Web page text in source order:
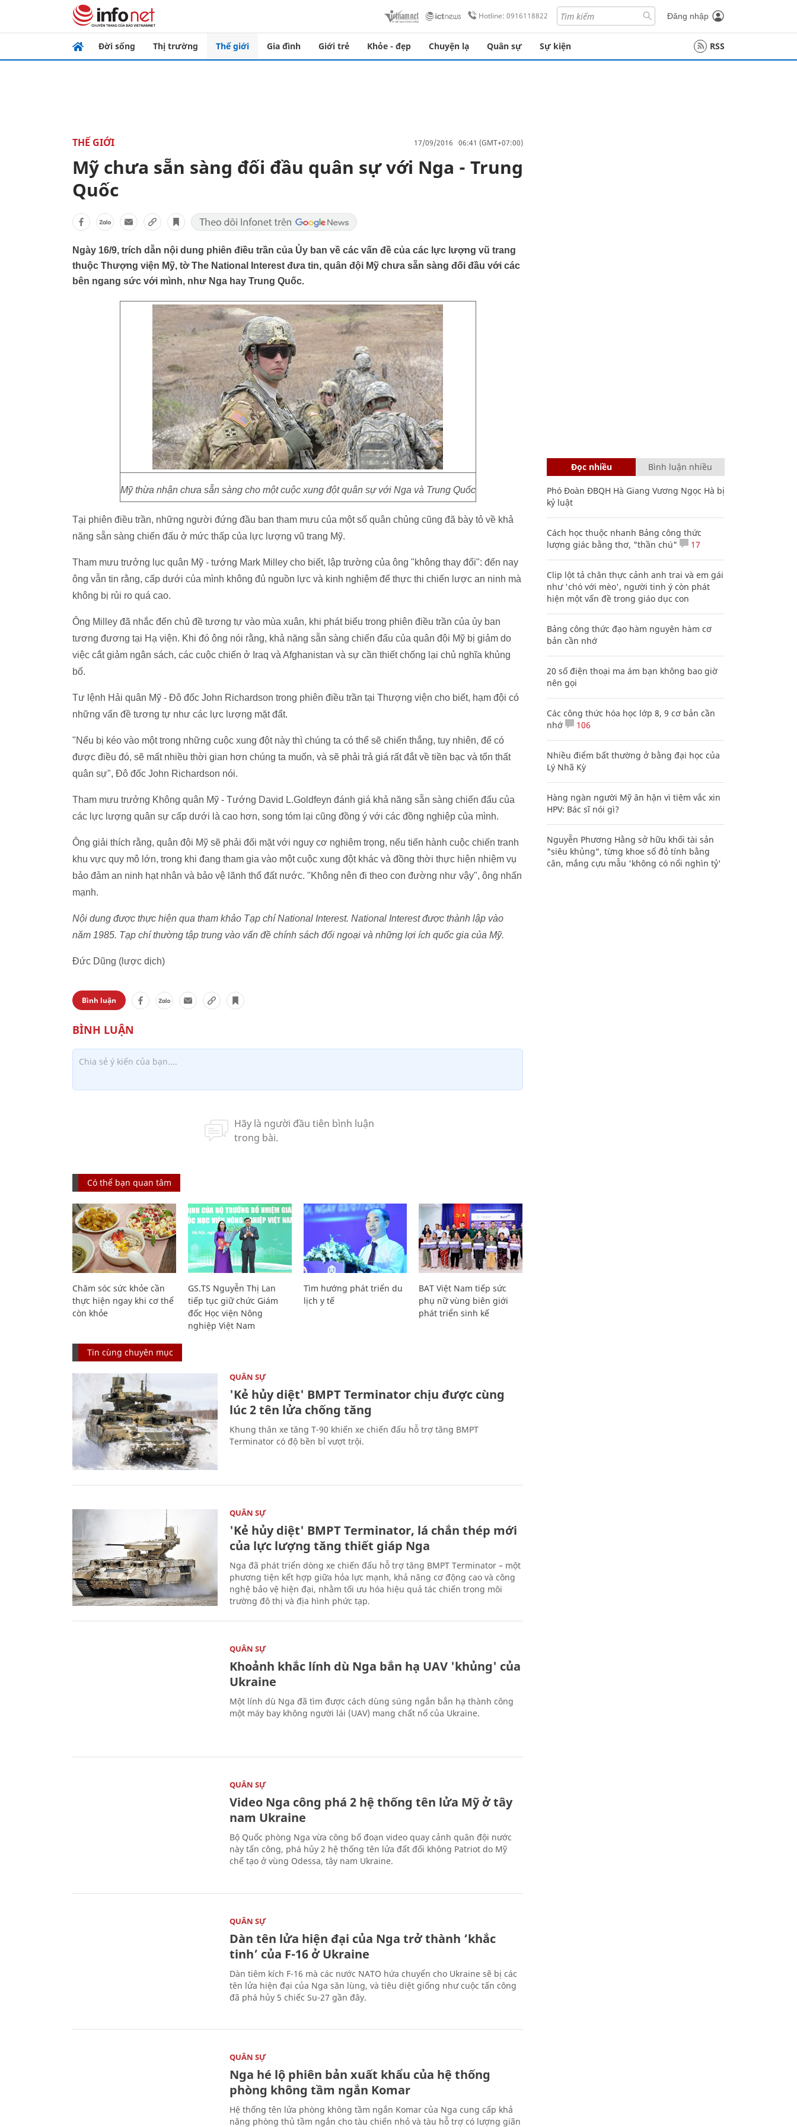
Hotline: 0916118822 Đăng nhập
Đời sống Thị trường Thế giới Gia đình Giới trẻ Khỏe - đẹp Chuyện lạ Quân sự Sự kiện RSS
THẾ GIỚI 17/09/2016 06:41 (GMT+07:00)
Mỹ chưa sẵn sàng đối đầu quân sự với Nga - Trung
Quốc
Ngày 16/9, trích dẫn nội dung phiên điều trần của Ủy ban về các vấn đề của các lực lượng vũ trang
thuộc Thượng viện Mỹ, tờ The National Interest đưa tin, quân đội Mỹ chưa sẵn sàng đối đầu với các
bên ngang sức với mình, như Nga hay Trung Quốc.
Mỹ thừa nhận chưa sẵn sàng cho một cuộc xung đột quân sự với Nga và Trung Quốc
Tại phiên điều trần, những người đứng đầu ban tham mưu của một số quân chủng cũng đã bày tỏ về khả
năng sẵn sàng chiến đấu ở mức thấp của lực lượng vũ trang Mỹ.
Tham mưu trưởng lục quân Mỹ - tướng Mark Milley cho biết, lập trường của ông "không thay đổi": đến nay
ông vẫn tin rằng, cấp dưới của mình không đủ nguồn lực và kinh nghiệm để thực thi chiến lược an ninh mà
không bị rủi ro quá cao.
Ông Milley đã nhắc đến chủ đề tương tự vào mùa xuân, khi phát biểu trong phiên điều trần của ủy ban
tương đương tại Hạ viện. Khi đó ông nói rằng, khả năng sẵn sàng chiến đấu của quân đội Mỹ bị giảm do
việc cắt giảm ngân sách, các cuộc chiến ở Iraq và Afghanistan và sự cần thiết chống lại chủ nghĩa khủng
bố.
Tư lệnh Hải quân Mỹ - Đô đốc John Richardson trong phiên điều trần tại Thượng viện cho biết, hạm đội có
những vấn đề tương tự như các lực lượng mặt đất.
"Nếu bị kéo vào một trong những cuộc xung đột này thì chúng ta có thể sẽ chiến thắng, tuy nhiên, để có
được điều đó, sẽ mất nhiều thời gian hơn chúng ta muốn, và sẽ phải trả giá rất đắt về tiền bạc và tổn thất
quân sự", Đô đốc John Richardson nói.
Tham mưu trưởng Không quân Mỹ - Tướng David L.Goldfeyn đánh giá khả năng sẵn sàng chiến đấu của
các lực lượng quân sự cấp dưới là cao hơn, song tóm lại cũng đồng ý với các đồng nghiệp của mình.
Ông giải thích rằng, quân đội Mỹ sẽ phải đối mặt với nguy cơ nghiêm trọng, nếu tiến hành cuộc chiến tranh
khu vực quy mô lớn, trong khi đang tham gia vào một cuộc xung đột khác và đồng thời thực hiện nhiệm vụ
bảo đảm an ninh hạt nhân và bảo vệ lãnh thổ đất nước. "Không nên đi theo con đường như vậy", ông nhấn
mạnh.
Nội dung được thực hiện qua tham khảo Tạp chí National Interest. National Interest được thành lập vào
năm 1985. Tạp chí thường tập trung vào vấn đề chính sách đối ngoại và những lợi ích quốc gia của Mỹ.
Đức Dũng (lược dịch)
Bình luận
Có thể bạn quan tâm
Chăm sóc sức khỏe cần
thực hiện ngay khi cơ thể
còn khỏe
GS.TS Nguyễn Thị Lan
tiếp tục giữ chức Giám
đốc Học viện Nông
nghiệp Việt Nam
Tìm hướng phát triển du
lịch y tế
BAT Việt Nam tiếp sức
phụ nữ vùng biên giới
phát triển sinh kế
Tin cùng chuyên mục
QUÂN SỰ
'Kẻ hủy diệt' BMPT Terminator chịu được cùng
lúc 2 tên lửa chống tăng
Khung thân xe tăng T-90 khiến xe chiến đấu hỗ trợ tăng BMPT
Terminator có độ bền bỉ vượt trội.
QUÂN SỰ
'Kẻ hủy diệt' BMPT Terminator, lá chắn thép mới
của lực lượng tăng thiết giáp Nga
Nga đã phát triển dòng xe chiến đấu hỗ trợ tăng BMPT Terminator – một
phương tiện kết hợp giữa hỏa lực mạnh, khả năng cơ động cao và công
nghệ bảo vệ hiện đại, nhằm tối ưu hóa hiệu quả tác chiến trong môi
trường đô thị và địa hình phức tạp.
QUÂN SỰ
Khoảnh khắc lính dù Nga bắn hạ UAV 'khủng' của
Ukraine
Một lính dù Nga đã tìm được cách dùng súng ngắn bắn hạ thành công
một máy bay không người lái (UAV) mang chất nổ của Ukraine.
QUÂN SỰ
Video Nga công phá 2 hệ thống tên lửa Mỹ ở tây
nam Ukraine
Bộ Quốc phòng Nga vừa công bố đoạn video quay cảnh quân đội nước
này tấn công, phá hủy 2 hệ thống tên lửa đất đối không Patriot do Mỹ
chế tạo ở vùng Odessa, tây nam Ukraine.
QUÂN SỰ
Dàn tên lửa hiện đại của Nga trở thành ‘khắc
tinh’ của F-16 ở Ukraine
Dàn tiêm kích F-16 mà các nước NATO hứa chuyển cho Ukraine sẽ bị các
tên lửa hiện đại của Nga săn lùng, và tiêu diệt giống như cuộc tấn công
đã phá hủy 5 chiếc Su-27 gần đây.
QUÂN SỰ
Nga hé lộ phiên bản xuất khẩu của hệ thống
phòng không tầm ngắn Komar
Hệ thống tên lửa phòng không tầm ngắn Komar của Nga cung cấp khả
năng phòng thủ tầm ngắn cho tàu chiến nhỏ và tàu hỗ trợ có lượng giãn
Đọc nhiều Bình luận nhiều
Phó Đoàn ĐBQH Hà Giang Vương Ngọc Hà bị
kỷ luật
Cách học thuộc nhanh Bảng công thức
lượng giác bằng thơ, "thần chú"
17
Clip lột tả chân thực cảnh anh trai và em gái
như 'chó với mèo', người tinh ý còn phát
hiện một vấn đề trong giáo dục con
Bảng công thức đạo hàm nguyên hàm cơ
bản cần nhớ
20 số điện thoại ma ám bạn không bao giờ
nên gọi
Các công thức hóa học lớp 8, 9 cơ bản cần
nhớ
106
Nhiều điểm bất thường ở bằng đại học của
Lý Nhã Kỳ
Hàng ngàn người Mỹ ân hận vì tiêm vắc xin
HPV: Bác sĩ nói gì?
Nguyễn Phương Hằng sở hữu khối tài sản
"siêu khủng", từng khoe sổ đỏ tính bằng
cân, mắng cựu mẫu 'không có nổi nghìn tỷ'